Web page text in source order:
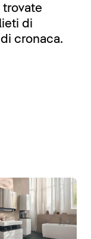
trovate
di
cronaca.